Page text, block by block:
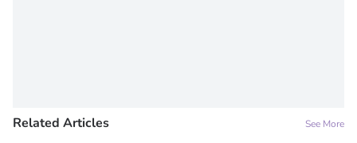
Related Articles See More